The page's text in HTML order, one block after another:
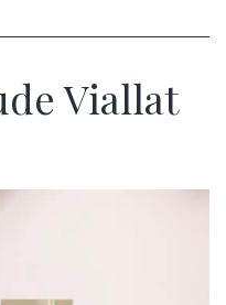
Viallat